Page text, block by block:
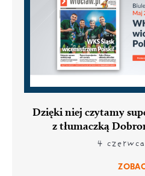
Dzięki niej czytamy
z tłumaczką
4